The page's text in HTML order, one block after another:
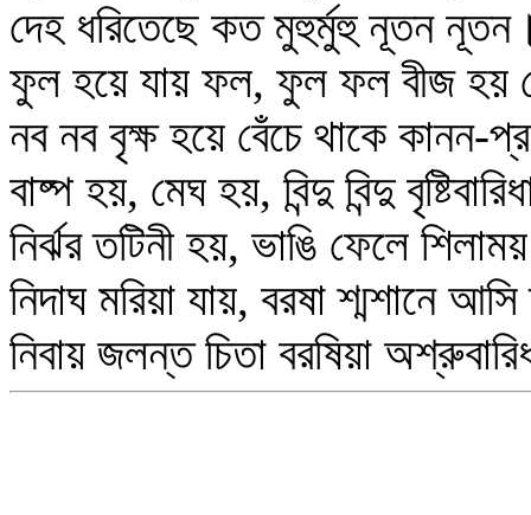
দেহ ধরিতেছে কত মুহুর্মুহু নূতন
ফুল হয়ে যায় ফল, ফুল ফল বীজ হয়
নব নব বৃক্ষ হয়ে বেঁচে থাকে কানন-
বাষ্প হয়, মেঘ হয়, বিন্দু বিন্দু
নির্ঝর তটিনী হয়, ভাঙি ফেলে
নিদাঘ মরিয়া যায়, বরষা শ্মশানে আসি
নিবায় জলন্ত চিতা বরষিয়া